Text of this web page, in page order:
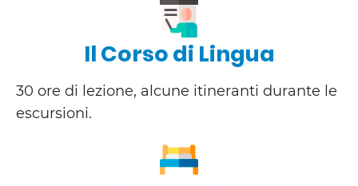
Il Corso di Lingua
30 ore di lezione, alcune itineranti durante le
escursioni.